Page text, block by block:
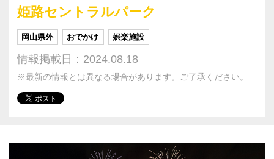
姫路セントラルパーク
岡山県外 おでかけ 娯楽施設
情報掲載日：2024.08.18
※最新の情報とは異なる場合があります。ご了承ください。